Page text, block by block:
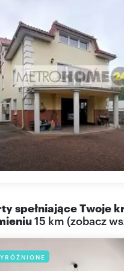
spełniające Twoje
15 km (zobacz